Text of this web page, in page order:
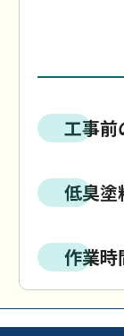
工事前
低臭塗
作業時